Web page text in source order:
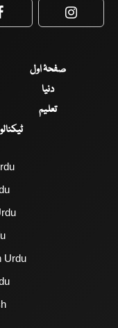
صفحۂ اول
دنیا
تعلیم
Urdu